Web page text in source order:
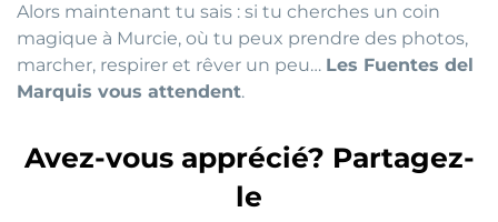
Alors maintenant tu sais : si tu cherches un coin
magique à Murcie, où tu peux prendre des photos,
marcher, respirer et rêver un peu… Les Fuentes del
Marquis vous attendent.
Avez-vous apprécié? Partagez-
le